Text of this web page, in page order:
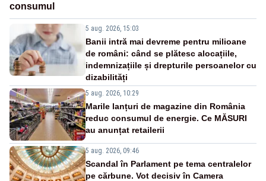
consumul
5 aug. 2026, 15:03
Banii intră mai devreme pentru milioane
de români: când se plătesc alocațiile,
indemnizațiile și drepturile persoanelor cu
dizabilități
5 aug. 2026, 10:29
Marile lanțuri de magazine din România
reduc consumul de energie. Ce MĂSURI
au anunțat retailerii
5 aug. 2026, 09:46
Scandal în Parlament pe tema centralelor
pe cărbune. Vot decisiv în Camera